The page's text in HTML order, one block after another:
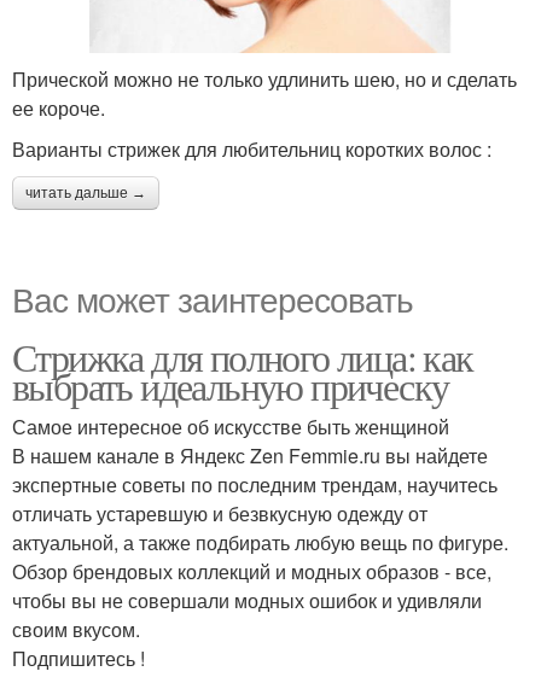
Прической можно не только удлинить шею, но и сделать
ее короче.
Варианты стрижек для любительниц коротких волос :
читать дальше →
Вас может заинтересовать
Стрижка для полного лица: как
выбрать идеальную прическу
Самое интересное об искусстве быть женщиной
В нашем канале в Яндекс Zen Femmie.ru вы найдете
экспертные советы по последним трендам, научитесь
отличать устаревшую и безвкусную одежду от
актуальной, а также подбирать любую вещь по фигуре.
Обзор брендовых коллекций и модных образов - все,
чтобы вы не совершали модных ошибок и удивляли
своим вкусом.
Подпишитесь !